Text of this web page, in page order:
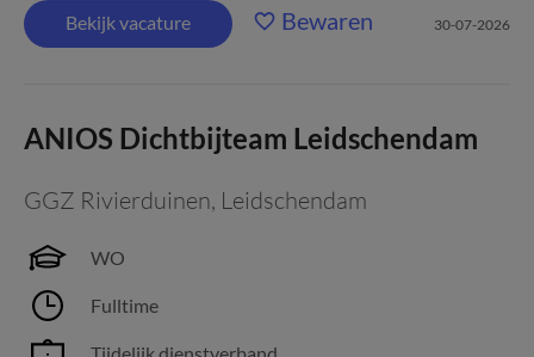
Bekijk vacature Bewaren 30-07-2026
ANIOS Dichtbijteam Leidschendam
GGZ Rivierduinen, Leidschendam
WO
Fulltime